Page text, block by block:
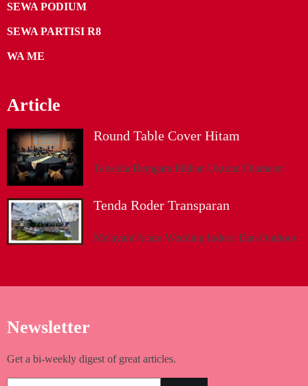
SEWA PODIUM
SEWA PARTISI R8
WA ME
Article
Round Table Cover Hitam
Tersedia Beragam Pilihan Ukuran Diameter
Tenda Roder Transparan
Melayani Acara Wedding Indoor Dan Outdoor
Newsletter
Get a bi-weekly digest of great articles.